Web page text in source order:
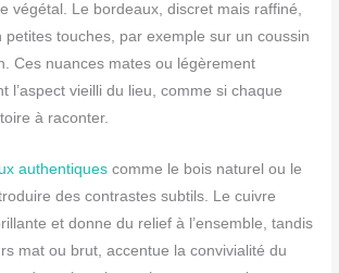
végétal. Le bordeaux, discret mais raffiné,
petites touches, par exemple sur un coussin
Ces nuances mates ou légèrement
l’aspect vieilli du lieu, comme si chaque
à raconter.
authentiques comme le bois naturel ou le
des contrastes subtils. Le cuivre
et donne du relief à l’ensemble, tandis
mat ou brut, accentue la convivialité du